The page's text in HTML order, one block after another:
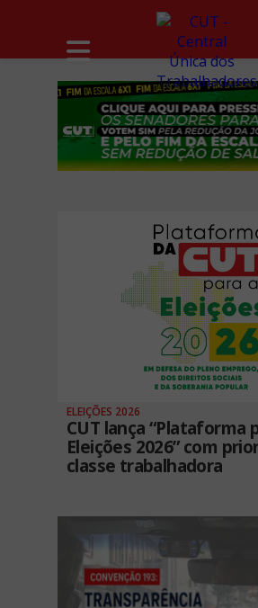
ELEIÇÕES 2026
CUT lança “Plataforma
Eleições 2026” com
classe trabalhadora